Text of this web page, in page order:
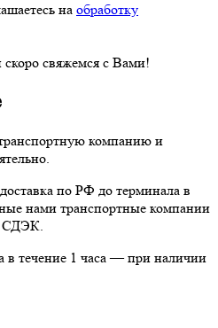
на обработку
свяжемся с Вами!
компанию и
по РФ до терминала в
нами транспортные компании
СДЭК.
в течение 1 часа — при наличии